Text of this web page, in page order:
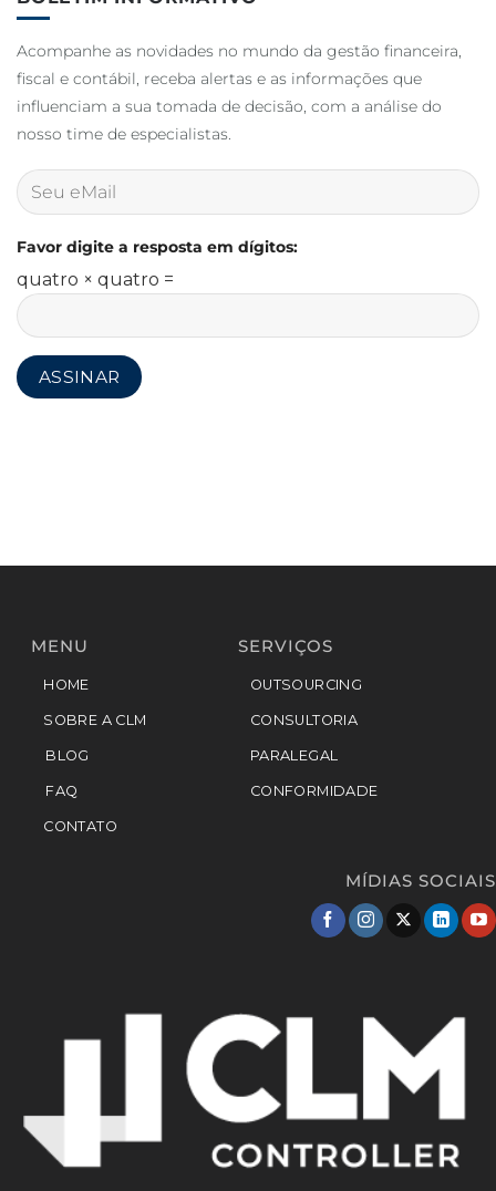
Acompanhe as novidades no mundo da gestão financeira,
fiscal e contábil, receba alertas e as informações que
influenciam a sua tomada de decisão, com a análise do
nosso time de especialistas.
Favor digite a resposta em dígitos:
quatro × quatro =
MENU
HOME
SOBRE A CLM
BLOG
FAQ
CONTATO
SERVIÇOS
OUTSOURCING
CONSULTORIA
PARALEGAL
CONFORMIDADE
MÍDIAS SOCIAIS